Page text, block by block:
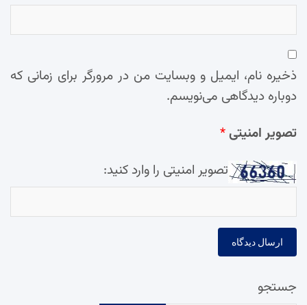
ذخیره نام، ایمیل و وبسایت من در مرورگر برای زمانی که
دوباره دیدگاهی می‌نویسم.
تصویر امنیتی*
تصویر امنیتی را وارد کنید:
جستجو